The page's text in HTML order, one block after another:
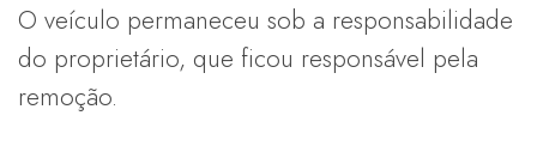
O veículo permaneceu sob a responsabilidade
do proprietário, que ficou responsável pela
remoção.